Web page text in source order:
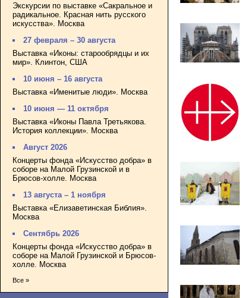
Экскурсии по выставке «Сакральное и
радикальное. Красная нить русского
искусства». Москва
27 февраля – 30 августа
Выставка «Иконы: старообрядцы и их
мир». Клинтон, США
10 июня – 16 августа
Выставка «Именитые люди». Москва
10 июня — 11 октября
Выставка «Иконы Павла Третьякова.
История коллекции». Москва
Август 2026
Концерты фонда «Искусство добра» в
соборе на Малой Грузинской и в
Брюсов-холле. Москва
13 августа – 1 ноября
Выставка «Елизаветинская Библия».
Москва
Сентябрь 2026
Концерты фонда «Искусство добра» в
соборе на Малой Грузинской и Брюсов-
холле. Москва
Все »